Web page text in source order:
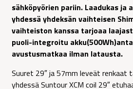
sähköpyörien pariin. Laadukas ja
yhdessä yhdeksän vaihteisen
vaihteiston kanssa tarjoaa
puoli-integroitu
avustusmatkaa ilman latausta.
Suuret 29″ ja 57mm leveät
yhdessä Suntour XCM coil 29″